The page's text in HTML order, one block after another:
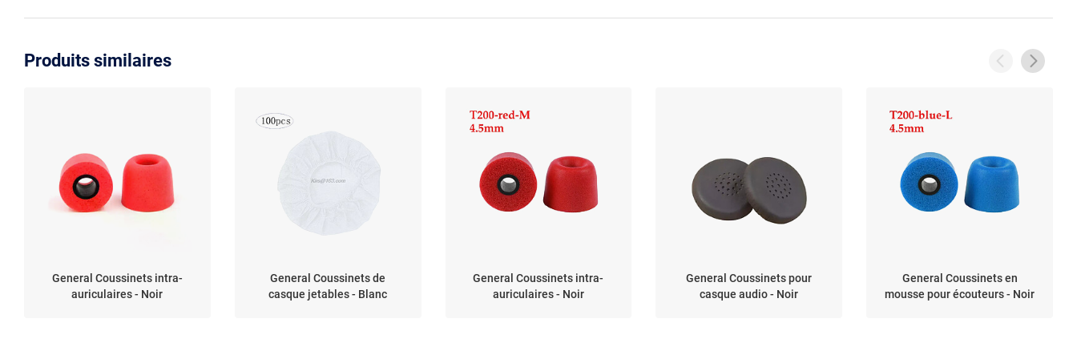
Produits similaires
General Coussinets intra-
auriculaires - Noir
General Coussinets de
casque jetables - Blanc
General Coussinets intra-
auriculaires - Noir
General Coussinets pour
casque audio - Noir
General Coussinets en
mousse pour écouteurs - Noir